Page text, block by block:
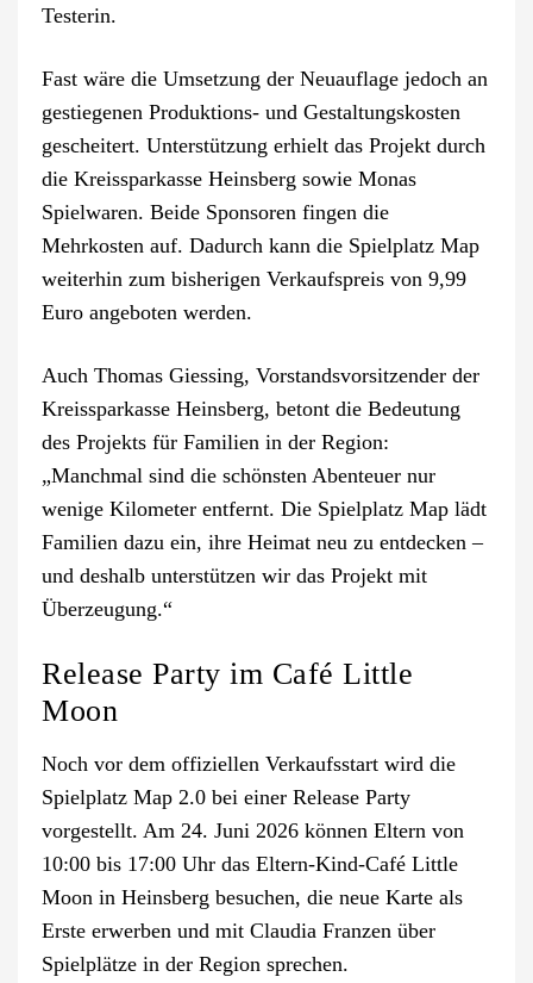
Testerin.
Fast wäre die Umsetzung der Neuauflage jedoch an
gestiegenen Produktions- und Gestaltungskosten
gescheitert. Unterstützung erhielt das Projekt durch
die Kreissparkasse Heinsberg sowie Monas
Spielwaren. Beide Sponsoren fingen die
Mehrkosten auf. Dadurch kann die Spielplatz Map
weiterhin zum bisherigen Verkaufspreis von 9,99
Euro angeboten werden.
Auch Thomas Giessing, Vorstandsvorsitzender der
Kreissparkasse Heinsberg, betont die Bedeutung
des Projekts für Familien in der Region:
„Manchmal sind die schönsten Abenteuer nur
wenige Kilometer entfernt. Die Spielplatz Map lädt
Familien dazu ein, ihre Heimat neu zu entdecken –
und deshalb unterstützen wir das Projekt mit
Überzeugung.“
Release Party im Café Little
Moon
Noch vor dem offiziellen Verkaufsstart wird die
Spielplatz Map 2.0 bei einer Release Party
vorgestellt. Am 24. Juni 2026 können Eltern von
10:00 bis 17:00 Uhr das Eltern-Kind-Café Little
Moon in Heinsberg besuchen, die neue Karte als
Erste erwerben und mit Claudia Franzen über
Spielplätze in der Region sprechen.